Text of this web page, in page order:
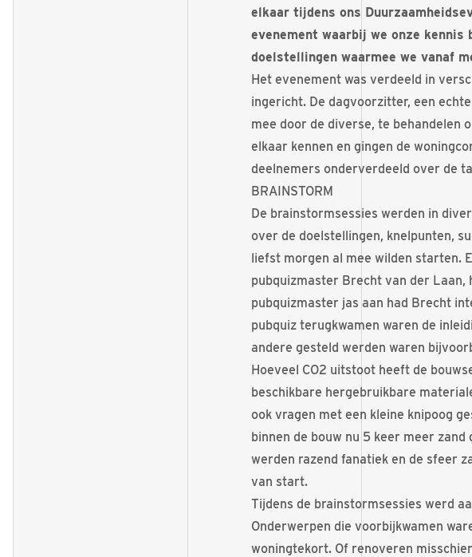
elkaar tijdens ons
evenement waarbij we onze kennis
doelstellingen waarmee we vanaf
Het evenement was verdeeld in
ingericht. De dagvoorzitter, een
mee door de diverse, te behandelen
elkaar kennen en gingen de
deelnemers onderverdeeld over de
BRAINSTORM
De brainstormsessies werden in
over de doelstellingen, knelpunten,
liefst morgen al mee wilden starten.
pubquizmaster Brecht van der Laan,
pubquizmaster jas aan had Brecht
pubquiz terugkwamen waren de
andere gesteld werden waren
Hoeveel CO2 uitstoot heeft de
beschikbare hergebruikbare
ook vragen met een kleine knipoog
binnen de bouw nu 5 keer meer
werden razend fanatiek en de sfeer
van start.
Tijdens de brainstormsessies werd
Onderwerpen die voorbijkwamen
woningtekort. Of renoveren